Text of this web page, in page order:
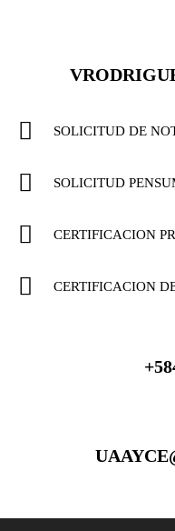
SOLICITUD DE
SOLICITUD
CERTIFICACION
CERTIFICACION